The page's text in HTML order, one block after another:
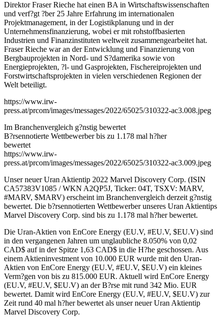
Direktor Fraser Rieche hat einen BA in Wirtschaftswissenschaften
und verf?gt ?ber 25 Jahre Erfahrung im internationalen
Projektmanagement, in der Logistikplanung und in der
Unternehmensfinanzierung, wobei er mit rohstoffbasierten
Industrien und Finanzinstituten weltweit zusammengearbeitet hat.
Fraser Rieche war an der Entwicklung und Finanzierung von
Bergbauprojekten in Nord- und S?damerika sowie von
Energieprojekten, ?l- und Gasprojekten, Fischereiprojekten und
Forstwirtschaftsprojekten in vielen verschiedenen Regionen der
Welt beteiligt.
https://www.irw-
press.at/prcom/images/messages/2022/65025/310322-ac3.008.jpeg
Im Branchenvergleich g?nstig bewertet
B?rsennotierte Wettbewerber bis zu 1.178 mal h?her
bewertet
https://www.irw-
press.at/prcom/images/messages/2022/65025/310322-ac3.009.jpeg
Unser neuer Uran Aktientip 2022 Marvel Discovery Corp. (ISIN
CA57383V1085 / WKN A2QP5J, Ticker: 04T, TSXV: MARV,
#MARV, $MARV) erscheint im Branchenvergleich derzeit g?nstig
bewertet. Die b?rsennotierten Wettbewerber unseres Uran Aktientips
Marvel Discovery Corp. sind bis zu 1.178 mal h?her bewertet.
Die Uran-Aktien von EnCore Energy (EU.V, #EU.V, $EU.V) sind
in den vergangenen Jahren um unglaubliche 8.050% von 0,02
CAD$ auf in der Spitze 1,63 CAD$ in die H?he geschossen. Aus
einem Aktieninvestment von 10.000 EUR wurde mit den Uran-
Aktien von EnCore Energy (EU.V, #EU.V, $EU.V) ein kleines
Verm?gen von bis zu 815.000 EUR. Aktuell wird EnCore Energy
(EU.V, #EU.V, $EU.V) an der B?rse mit rund 342 Mio. EUR
bewertet. Damit wird EnCore Energy (EU.V, #EU.V, $EU.V) zur
Zeit rund 40 mal h?her bewertet als unser neuer Uran Aktientip
Marvel Discovery Corp.